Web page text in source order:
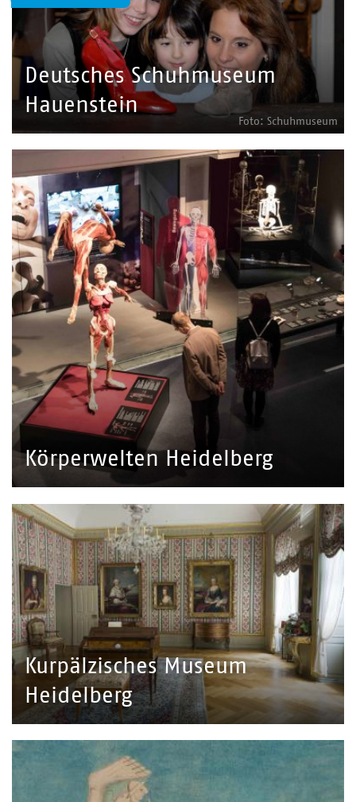
Deutsches Schuhmuseum
Hauenstein
Foto: Schuhmuseum
Körperwelten Heidelberg
Kurpälzisches Museum
Heidelberg